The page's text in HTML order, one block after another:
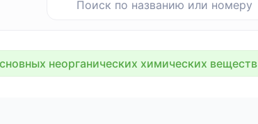
неорганических химических веществ